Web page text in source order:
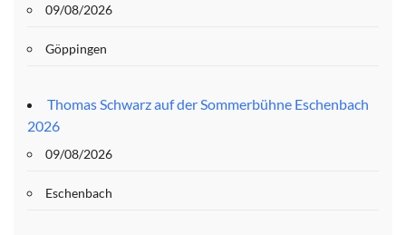
09/08/2026
Göppingen
Thomas Schwarz auf der Sommerbühne Eschenbach
2026
09/08/2026
Eschenbach